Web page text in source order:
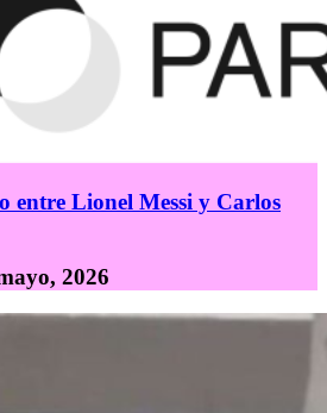
entre Lionel Messi y Carlos
2026